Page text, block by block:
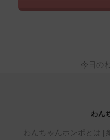
今日の
わん
わんちゃんホンポとは